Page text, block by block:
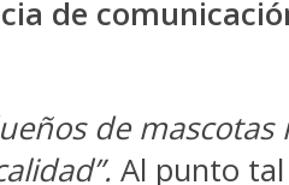
de
de mascotas
Al punto